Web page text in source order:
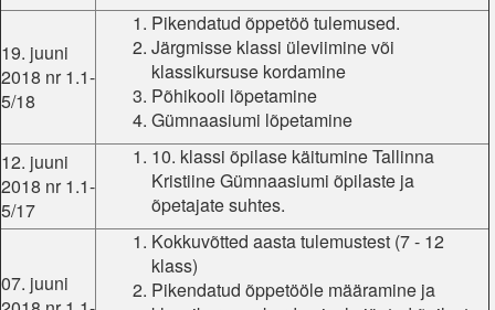
19. juuni
2018 nr 1.1-
5/18
Pikendatud õppetöö tulemused.
Järgmisse klassi üleviimine või
klassikursuse kordamine
Põhikooli lõpetamine
Gümnaasiumi lõpetamine
12. juuni
2018 nr 1.1-
5/17
10. klassi õpilase käitumine Tallinna
Kristiine Gümnaasiumi õpilaste ja
õpetajate suhtes.
07. juuni
Kokkuvõtted aasta tulemustest (7 - 12
klass)
Pikendatud õppetööle määramine ja